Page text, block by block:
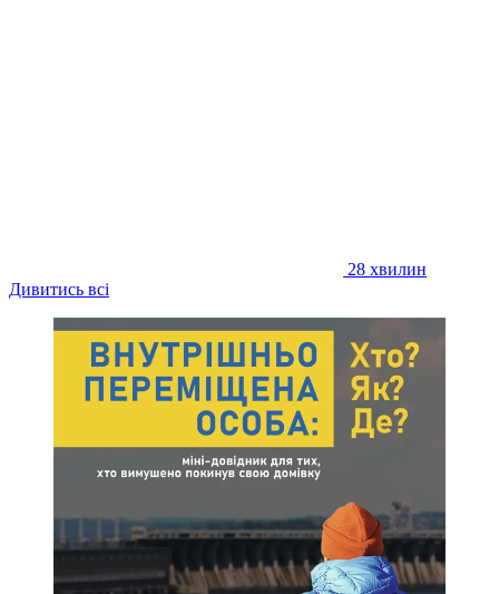
28 хвилин
Дивитись всі